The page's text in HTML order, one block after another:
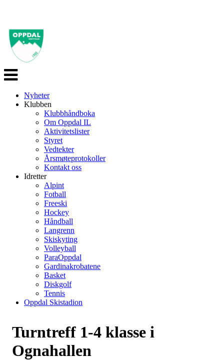
Veksle
navigasjon
Nyheter
Klubben
Klubbhåndboka
Om Oppdal IL
Aktivitetslister
Styret
Vedtekter
Årsmøteprotokoller
Kontakt oss
Idretter
Alpint
Fotball
Freeski
Hockey
Håndball
Langrenn
Skiskyting
Volleyball
ParaOppdal
Gardinakrobatene
Basket
Diskgolf
Tennis
Oppdal Skistadion
Turntreff 1-4 klasse i
Ognahallen